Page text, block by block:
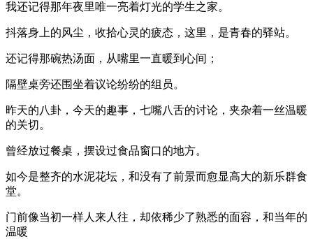
我还记得那年夜里唯一亮着灯光的学生之家。
抖落身上的风尘，收拾心灵的疲态，这里，是青春的驿站。
还记得那碗热汤面，从嘴里一直暖到心间；
隔壁桌旁还围坐着议论纷纷的组员。
昨天的八卦，今天的趣事，七嘴八舌的讨论，夹杂着一丝温暖
的关切。
曾经放过餐桌，摆设过食品窗口的地方。
如今是整齐的水泥花坛，和没有了前景而愈显高大的新乐群食
堂。
门前像当初一样人来人往，却依稀少了熟悉的面容，和当年的
温暖